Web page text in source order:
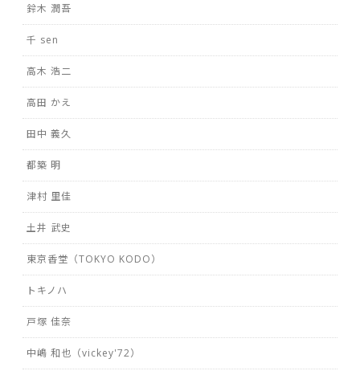
鈴木 潤吾
千 sen
高木 浩二
高田 かえ
田中 義久
都築 明
津村 里佳
土井 武史
東京香堂（TOKYO KODO）
トキノハ
戸塚 佳奈
中嶋 和也（vickey'72）